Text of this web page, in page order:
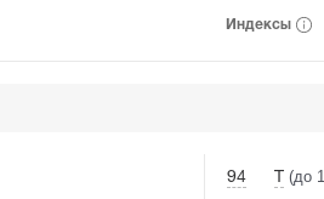
Индексы
94 T (до